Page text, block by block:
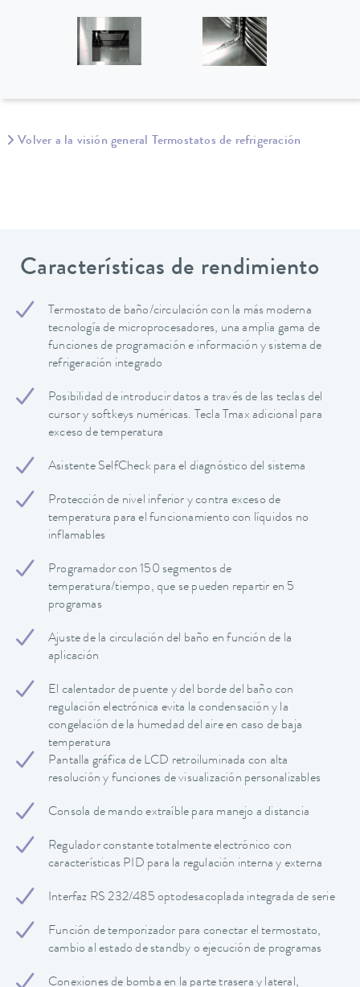
Volver a la visión general Termostatos de refrigeración
Características de rendimiento
Termostato de baño/circulación con la más moderna
tecnología de microprocesadores, una amplia gama de
funciones de programación e información y sistema de
refrigeración integrado
Posibilidad de introducir datos a través de las teclas del
cursor y softkeys numéricas. Tecla Tmax adicional para
exceso de temperatura
Asistente SelfCheck para el diagnóstico del sistema
Protección de nivel inferior y contra exceso de
temperatura para el funcionamiento con líquidos no
inflamables
Programador con 150 segmentos de
temperatura/tiempo, que se pueden repartir en 5
programas
Ajuste de la circulación del baño en función de la
aplicación
El calentador de puente y del borde del baño con
regulación electrónica evita la condensación y la
congelación de la humedad del aire en caso de baja
temperatura
Pantalla gráfica de LCD retroiluminada con alta
resolución y funciones de visualización personalizables
Consola de mando extraíble para manejo a distancia
Regulador constante totalmente electrónico con
características PID para la regulación interna y externa
Interfaz RS 232/485 optodesacoplada integrada de serie
Función de temporizador para conectar el termostato,
cambio al estado de standby o ejecución de programas
Conexiones de bomba en la parte trasera y lateral,